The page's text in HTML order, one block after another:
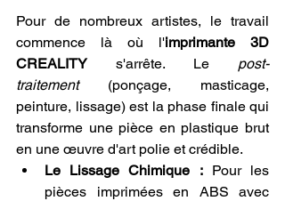
Pour de nombreux artistes, le travail
commence là où l'imprimante 3D
CREALITY s'arrête. Le post-
traitement (ponçage, masticage,
peinture, lissage) est la phase finale qui
transforme une pièce en plastique brut
en une œuvre d'art polie et crédible.
Le Lissage Chimique : Pour les
pièces imprimées en ABS avec